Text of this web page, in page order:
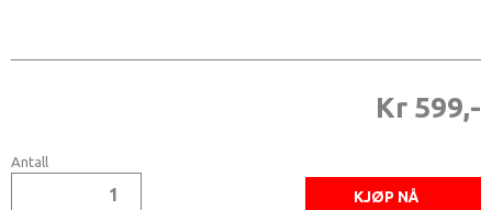
Kr 599,-
Antall